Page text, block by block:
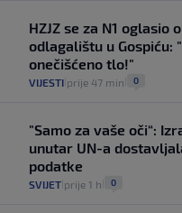
HZJZ se za N1 oglasio
odlagalištu u Gospiću:
onečišćeno tlo!"
VIJESTI prije 47 min 0
"Samo za vaše oči“:
unutar UN-a
podatke
SVIJET prije 1 h 0